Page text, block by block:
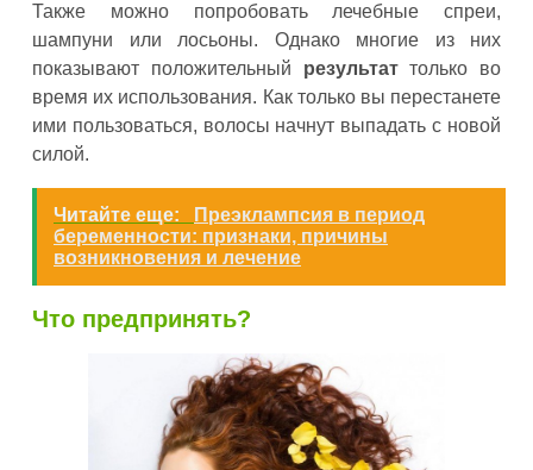
Также можно попробовать лечебные спреи,
шампуни или лосьоны. Однако многие из них
показывают положительный результаттолько во
время их использования. Как только вы перестанете
ими пользоваться, волосы начнут выпадать с новой
силой.
Читайте еще:
Преэклампсия в период
беременности: признаки, причины
возникновения и лечение
Что предпринять?